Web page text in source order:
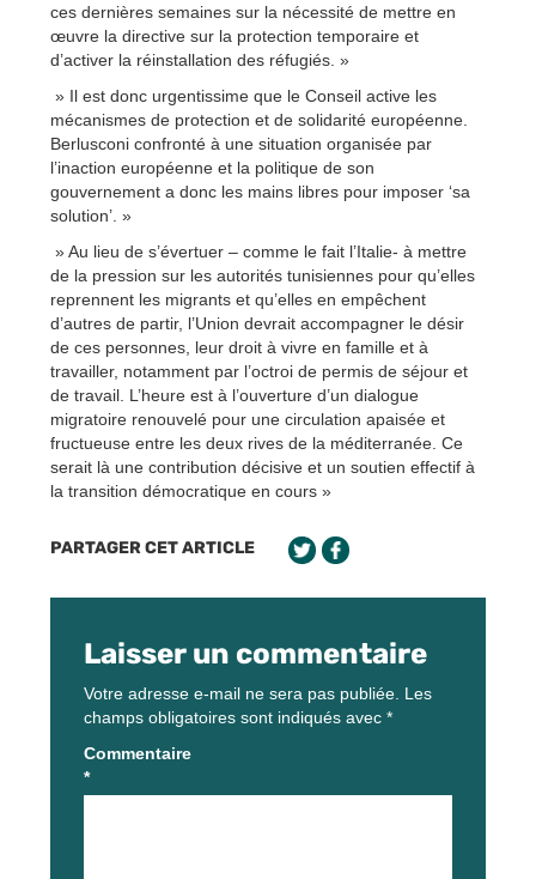
ces dernières semaines sur la nécessité de mettre en
œuvre la directive sur la protection temporaire et
d’activer la réinstallation des réfugiés. »
» Il est donc urgentissime que le Conseil active les
mécanismes de protection et de solidarité européenne.
Berlusconi confronté à une situation organisée par
l’inaction européenne et la politique de son
gouvernement a donc les mains libres pour imposer ‘sa
solution’. »
» Au lieu de s’évertuer – comme le fait l’Italie- à mettre
de la pression sur les autorités tunisiennes pour qu’elles
reprennent les migrants et qu’elles en empêchent
d’autres de partir, l’Union devrait accompagner le désir
de ces personnes, leur droit à vivre en famille et à
travailler, notamment par l’octroi de permis de séjour et
de travail. L’heure est à l’ouverture d’un dialogue
migratoire renouvelé pour une circulation apaisée et
fructueuse entre les deux rives de la méditerranée. Ce
serait là une contribution décisive et un soutien effectif à
la transition démocratique en cours »
PARTAGER CET ARTICLE
Laisser un commentaire
Votre adresse e-mail ne sera pas publiée. Les
champs obligatoires sont indiqués avec *
Commentaire
*